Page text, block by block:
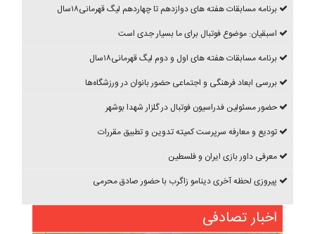
برنامه مسابقات هفته های دوازدهم تا چهاردهم ليگ قهرمانی۱۸سال
اسبقیان: موضوع فوتبال برای ما بسیار جدی است
برنامه مسابقات هفته های اول و دوم ليگ قهرمانی۱۸سال
بررسی ابعاد فرهنگی و اجتماعی حضور بانوان در ورزشگاه‌ها
حضور مسئولین فدراسیون فوتبال در گلزار شهدا بوشهر
تودیع و معارفه سرپرست کمیته تدوین و تطبیق مقررات
معرفی داور بازی ایران و فلسطین
پیروزی لحظه آخری دینامو زاگرب با حضور صادق محرمی
اخبار تصادفی